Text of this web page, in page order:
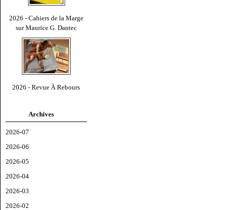
2026 - Cahiers de la Marge
sur Maurice G. Dantec
2026 - Revue À Rebours
Archives
2026-07
2026-06
2026-05
2026-04
2026-03
2026-02